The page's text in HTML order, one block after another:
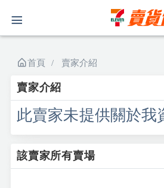
首頁 賣家介紹
賣家介紹
此賣家未提供關於我
該賣家所有賣場